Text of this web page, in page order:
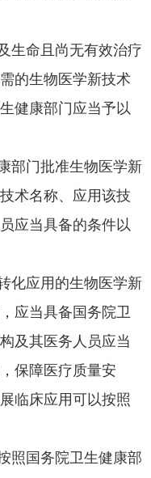
生命且尚无有效治疗
的生物医学新技术
健康部门应当予以
部门批准生物医学新
术名称、应用该技
应当具备的条件以
化应用的生物医学新
应当具备国务院卫
及其医务人员应当
保障医疗质量安
临床应用可以按照
照国务院卫生健康部